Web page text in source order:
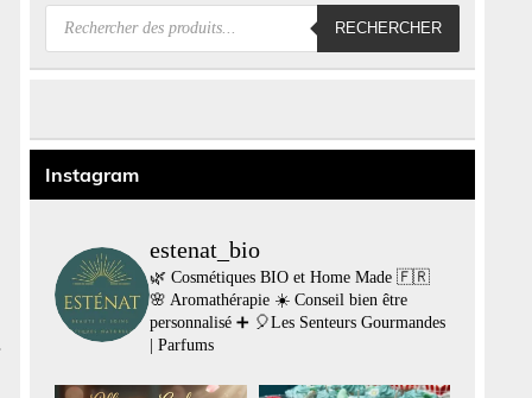
Recherche
produits
RECHERCHER
Instagram
estenat_bio
🌿 Cosmétiques BIO et Home Made 🇫🇷
🌸 Aromathérapie ☀️ Conseil bien être
personnalisé ➕ 🎈Les Senteurs Gourmandes
| Parfums